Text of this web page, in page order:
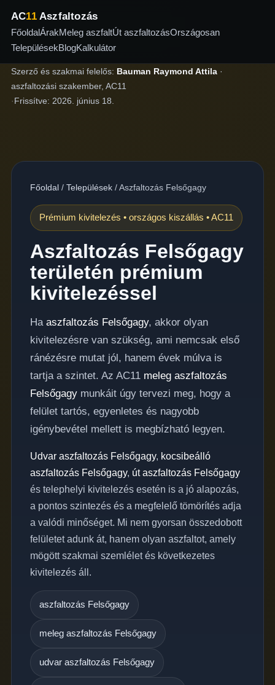
AC11Aszfaltozás
FőoldalÁrakMeleg aszfaltÚt aszfaltozásOrszágosan
TelepülésekBlogKalkulátor
Szerző és szakmai felelős: Bauman Raymond Attila·
aszfaltozási szakember, AC11
·Frissítve: 2026. június 18.
Főoldal/ Települések/Aszfaltozás Felsőgagy
Prémium kivitelezés • országos kiszállás • AC11
Aszfaltozás Felsőgagy
területén prémium
kivitelezéssel
Ha aszfaltozás Felsőgagy, akkor olyan
kivitelezésre van szükség, ami nemcsak első
ránézésre mutat jól, hanem évek múlva is
tartja a szintet. Az AC11 meleg aszfaltozás
Felsőgagymunkáit úgy tervezi meg, hogy a
felület tartós, egyenletes és nagyobb
igénybevétel mellett is megbízható legyen.
Udvar aszfaltozás Felsőgagy, kocsibeálló
aszfaltozás Felsőgagy, út aszfaltozás Felsőgagy
és telephelyi kivitelezés esetén is a jó alapozás,
a pontos szintezés és a megfelelő tömörítés adja
a valódi minőséget. Mi nem gyorsan összedobott
felületet adunk át, hanem olyan aszfaltot, amely
mögött szakmai szemlélet és következetes
kivitelezés áll.
aszfaltozás Felsőgagy
meleg aszfaltozás Felsőgagy
udvar aszfaltozás Felsőgagy